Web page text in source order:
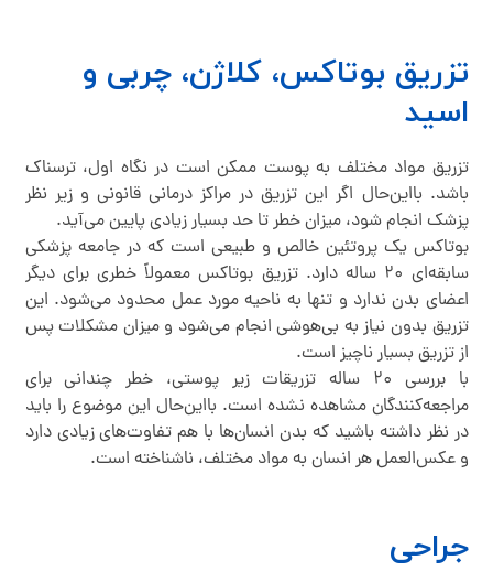
تزریق بوتاکس، کلاژن، چربی و
اسید
تزریق مواد مختلف به پوست ممکن است در نگاه اول، ترسناک
باشد. بااین‌حال اگر این تزریق در مراکز درمانی قانونی و زیر نظر
پزشک انجام شود، میزان خطر تا حد بسیار زیادی پایین می‌آید.
بوتاکس یک پروتئین خالص و طبیعی است که در جامعه پزشکی
سابقه‌ای ۲۰ ساله دارد. تزریق بوتاکس معمولاً خطری برای دیگر
اعضای بدن ندارد و تنها به ناحیه مورد عمل محدود می‌شود. این
تزریق بدون نیاز به بی‌هوشی انجام می‌شود و میزان مشکلات پس
از تزریق بسیار ناچیز است.
با بررسی ۲۰ ساله تزریقات زیر پوستی، خطر چندانی برای
مراجعه‌کنندگان مشاهده نشده است. بااین‌حال این موضوع را باید
در نظر داشته باشید که بدن انسان‌ها با هم تفاوت‌های زیادی دارد
و عکس‌العمل هر انسان به مواد مختلف، ناشناخته است.
جراحی